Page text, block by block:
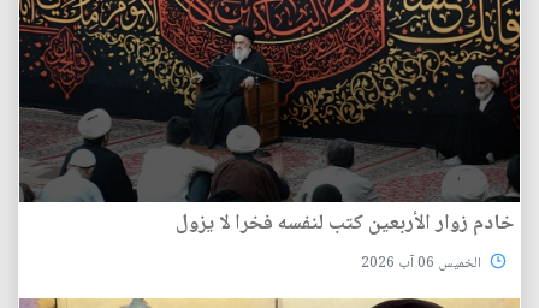
خادم زوار الأربعين كتب لنفسه فخرا لا يزول
الخميس 06 آب 2026